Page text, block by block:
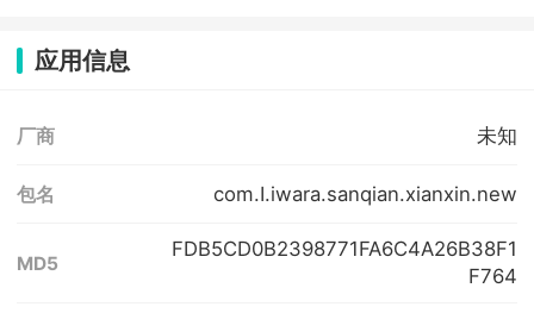
应用信息
厂商 未知
包名 com.I.iwara.sanqian.xianxin.new
MD5
FDB5CD0B2398771FA6C4A26B38F1
F764